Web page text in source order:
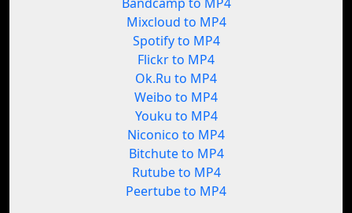
Mixcloud to MP4
Spotify to MP4
Flickr to MP4
Ok.Ru to MP4
Weibo to MP4
Youku to MP4
Niconico to MP4
Bitchute to MP4
Rutube to MP4
Peertube to MP4